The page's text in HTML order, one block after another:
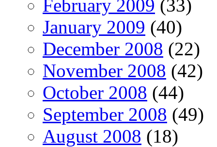
February 2009 (33)
January 2009 (40)
December 2008 (22)
November 2008 (42)
October 2008 (44)
September 2008 (49)
August 2008 (18)